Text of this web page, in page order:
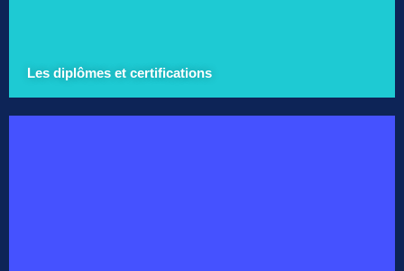
Les diplômes et certifications